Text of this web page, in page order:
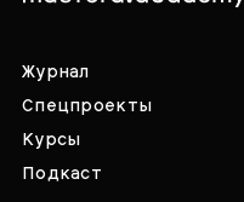
Журнал
Спецпроекты
Курсы
Подкаст